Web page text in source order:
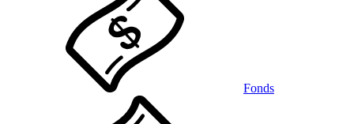
Fonds